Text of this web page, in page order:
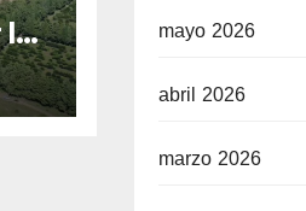
la
mayo 2026
abril 2026
marzo 2026